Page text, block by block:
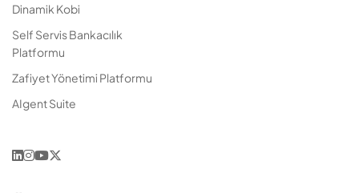
Dinamik Kobi
Self Servis Bankacılık
Platformu
Zafiyet Yönetimi Platformu
AIgent Suite